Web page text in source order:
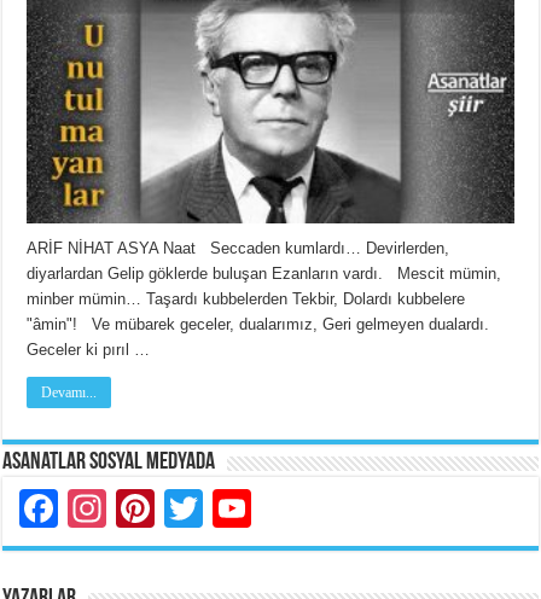
ARİF NİHAT ASYA Naat Seccaden kumlardı… Devirlerden,
diyarlardan Gelip göklerde buluşan Ezanların vardı. Mescit mümin,
minber mümin… Taşardı kubbelerden Tekbir, Dolardı kubbelere
"âmin"! Ve mübarek geceler, dualarımız, Geri gelmeyen dualardı.
Geceler ki pırıl …
Devamı...
Asanatlar Sosyal Medyada
Facebook
Instagram
Pinterest
Twitter